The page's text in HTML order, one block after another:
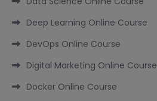
Deep Learning Online Course
DevOps Online Course
Digital Marketing Online Course
Docker Online Course